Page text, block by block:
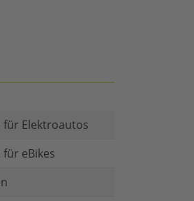
Elektroautos
eBikes